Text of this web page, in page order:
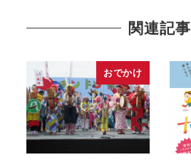
関連記事
おでかけ